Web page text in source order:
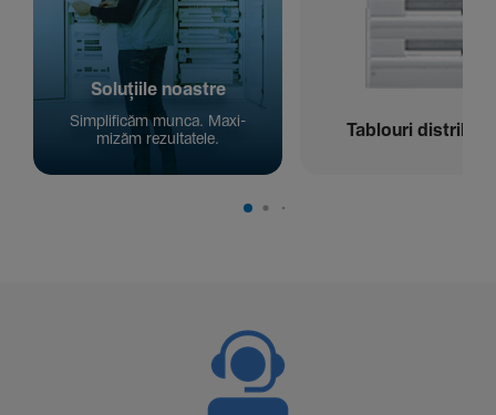
Solu­țiile noastre
Simpli­ficăm munca. Maxi­
mizăm rezul­ta­tele.
Tablouri